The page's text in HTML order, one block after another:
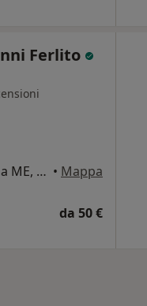
Ferlito
Via S. Giovanni Bosco, 5, Messina ME, Messina • Mappa
da 50 €